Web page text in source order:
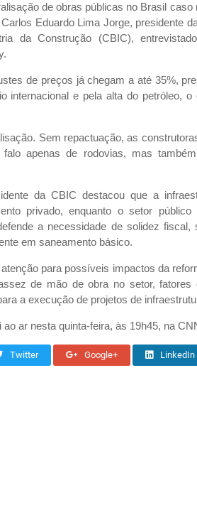
de obras públicas no Brasil caso
Eduardo Lima Jorge, presidente
da Construção (CBIC),
de preços já chegam a até 35%,
internacional e pela alta do petróleo,
Sem repactuação, as
falo apenas de rodovias, mas
da CBIC destacou que a
privado, enquanto o setor
a necessidade de solidez fiscal,
em saneamento básico.
para possíveis impactos da
de mão de obra no setor, fatores
a execução de projetos de
ar nesta quinta-feira, às 19h45, na
Twitter Google+ LinkedIn